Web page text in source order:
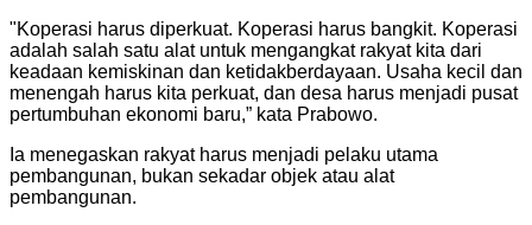
"Koperasi harus diperkuat. Koperasi harus bangkit. Koperasi
adalah salah satu alat untuk mengangkat rakyat kita dari
keadaan kemiskinan dan ketidakberdayaan. Usaha kecil dan
menengah harus kita perkuat, dan desa harus menjadi pusat
pertumbuhan ekonomi baru,” kata Prabowo.
Ia menegaskan rakyat harus menjadi pelaku utama
pembangunan, bukan sekadar objek atau alat
pembangunan.